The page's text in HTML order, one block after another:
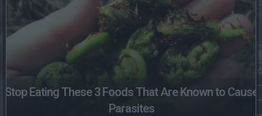
Stop Eating These 3 Foods That Are Known to Cause
Parasites